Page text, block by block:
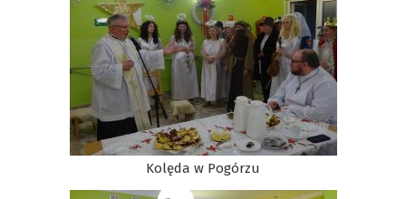
Kolęda w Pogórzu